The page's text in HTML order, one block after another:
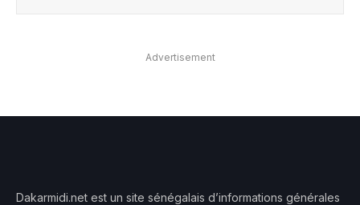
Advertisement
Dakarmidi.net est un site sénégalais d’informations générales